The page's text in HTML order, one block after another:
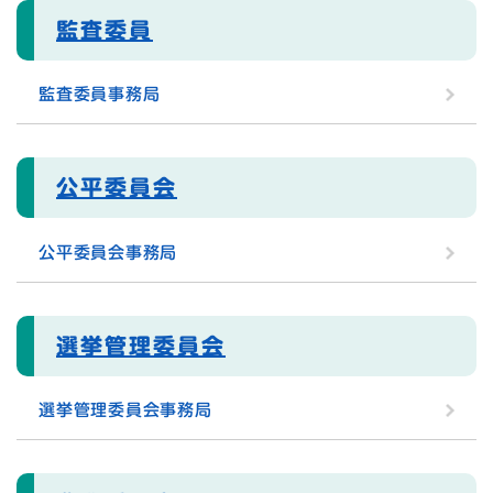
監査委員
監査委員事務局
公平委員会
公平委員会事務局
選挙管理委員会
選挙管理委員会事務局